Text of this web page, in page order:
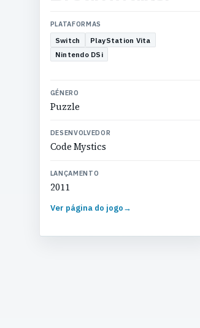
PLATAFORMAS
Switch
PlayStation Vita
Nintendo DSi
GÉNERO
Puzzle
DESENVOLVEDOR
Code Mystics
LANÇAMENTO
2011
Ver página do jogo→